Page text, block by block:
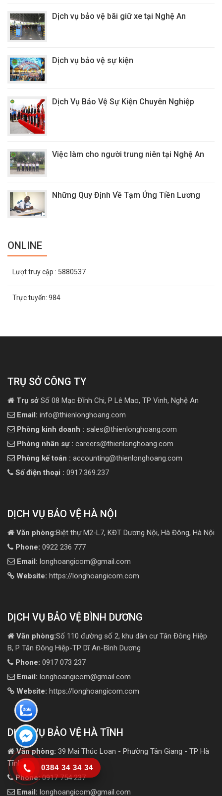
Dịch vụ bảo vệ bãi giữ xe tại Nghệ An
Dịch vụ bảo vệ sự kiện
Dịch Vụ Bảo Vệ Sự Kiện Chuyên Nghiệp
Việc làm cho người trung niên tại Nghệ An
Những Quy Định Về Tạm Ứng Tiền Lương
ONLINE
Lượt truy cập : 5880537
Trực tuyến: 984
TRỤ SỞ CÔNG TY
Trụ sở Số 08 Mạc Đĩnh Chi, P Lê Mao, TP Vinh, Nghệ An
Email: info@thienlonghoang.com
Phòng kinh doanh : sales@thienlonghoang.com
Phòng nhân sự : careers@thienlonghoang.com
Phòng kế toán : accounting@thienlonghoang.com
Số điện thoại : 0917.369.237
DỊCH VỤ BẢO VỆ HÀ NỘI
Văn phòng:Biệt thự M2-L7, KĐT Dương Nội, Hà Đông, Hà Nội
Phone: 0922 236 777
Email: longhoangicom@gmail.com
Website: https://longhoangicom.com
DỊCH VỤ BẢO VỆ BÌNH DƯƠNG
Văn phòng:Số 110 đường số 2, khu dân cư Tân Đông Hiệp
B, P Tân Đông Hiệp-TP Dĩ An-Bình Dương
Phone: 0917 073 237
Email: longhoangicom@gmail.com
Website: https://longhoangicom.com
DỊCH VỤ BẢO VỆ HÀ TĨNH
Văn phòng: 39 Mai Thúc Loan - Phường Tân Giang - TP Hà
Tĩnh
Phone:0917 754 237
Email: longhoangicom@gmail.com
0384 34 34 34